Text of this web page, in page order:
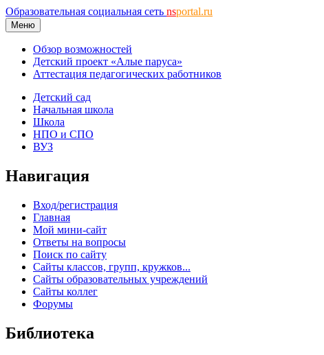
Образовательная социальная сеть nsportal.ru
Меню
Обзор возможностей
Детский проект «Алые паруса»
Аттестация педагогических работников
Детский сад
Начальная школа
Школа
НПО и СПО
ВУЗ
Навигация
Вход/регистрация
Главная
Мой мини-сайт
Ответы на вопросы
Поиск по сайту
Сайты классов, групп, кружков...
Сайты образовательных учреждений
Сайты коллег
Форумы
Библиотека